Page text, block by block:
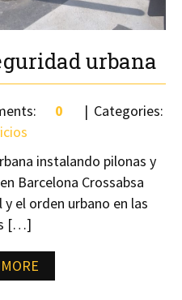
urbana
0
Categories:
instalando pilonas y
Barcelona Crossabsa
el orden urbano en las
[…]